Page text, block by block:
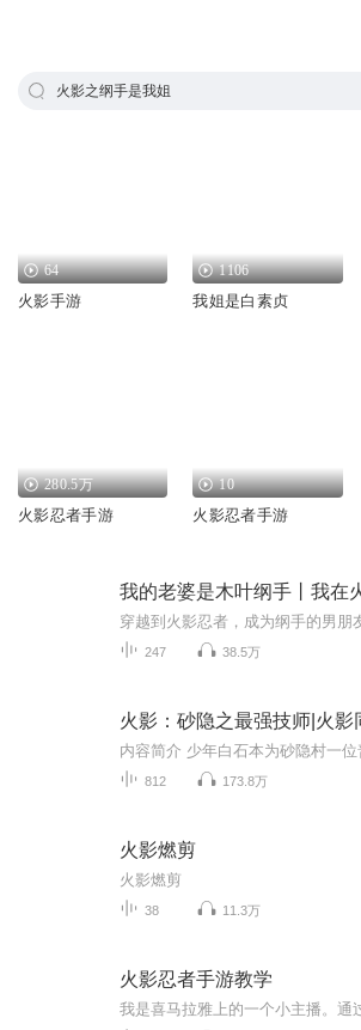
火影之纲手是我姐
64
火影手游
1106
我姐是白素贞
280.5万
火影忍者手游
10
火影忍者手游
247 38.5万
火影：砂隐之最强技师|火影
812 173.8万
火影燃剪
火影燃剪
38 11.3万
火影忍者手游教学